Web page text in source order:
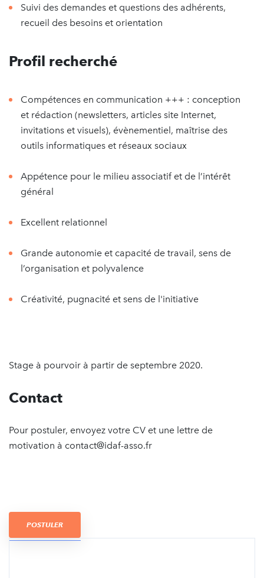
Suivi des demandes et questions des adhérents,
recueil des besoins et orientation
Profil recherché
Compétences en communication +++ : conception
et rédaction (newsletters, articles site Internet,
invitations et visuels), évènementiel, maîtrise des
outils informatiques et réseaux sociaux
Appétence pour le milieu associatif et de l’intérêt
général
Excellent relationnel
Grande autonomie et capacité de travail, sens de
l’organisation et polyvalence
Créativité, pugnacité et sens de l'initiative
Stage à pourvoir à partir de septembre 2020.
Contact
Pour postuler, envoyez votre CV et une lettre de
motivation à contact@idaf-asso.fr
POSTULER